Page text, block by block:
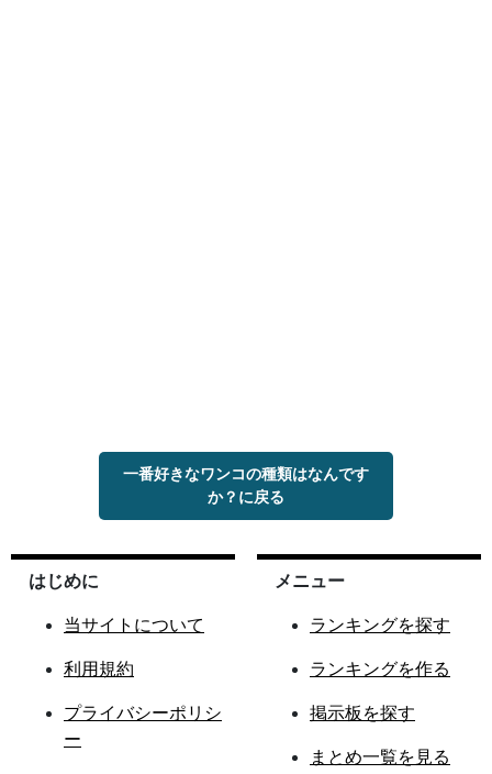
一番好きなワンコの種類はなんです
か？に戻る
はじめに
当サイトについて
利用規約
プライバシーポリシ
ー
メニュー
ランキングを探す
ランキングを作る
掲示板を探す
まとめ一覧を見る